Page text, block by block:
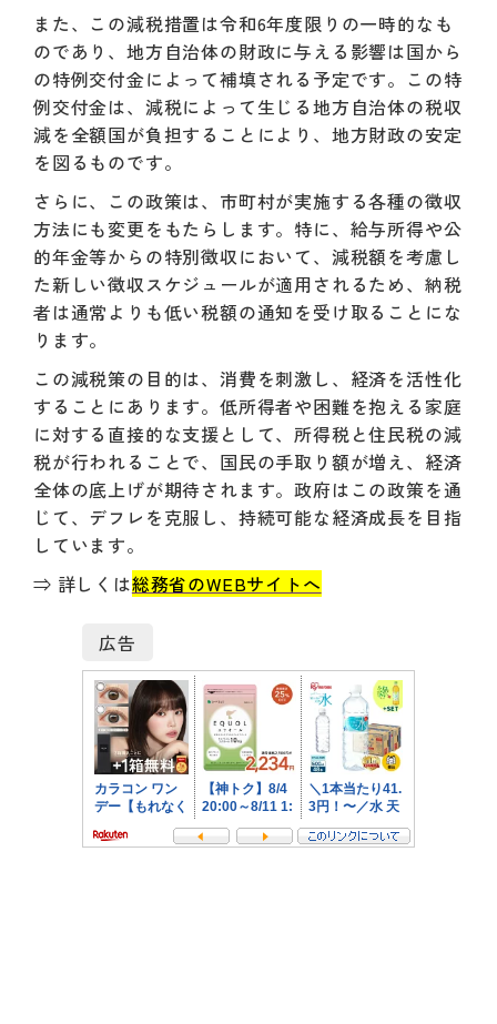
また、この減税措置は令和6年度限りの一時的なも
のであり、地方自治体の財政に与える影響は国から
の特例交付金によって補填される予定です。この特
例交付金は、減税によって生じる地方自治体の税収
減を全額国が負担することにより、地方財政の安定
を図るものです。
さらに、この政策は、市町村が実施する各種の徴収
方法にも変更をもたらします。特に、給与所得や公
的年金等からの特別徴収において、減税額を考慮し
た新しい徴収スケジュールが適用されるため、納税
者は通常よりも低い税額の通知を受け取ることにな
ります。
この減税策の目的は、消費を刺激し、経済を活性化
することにあります。低所得者や困難を抱える家庭
に対する直接的な支援として、所得税と住民税の減
税が行われることで、国民の手取り額が増え、経済
全体の底上げが期待されます。政府はこの政策を通
じて、デフレを克服し、持続可能な経済成長を目指
しています。
⇒ 詳しくは総務省のWEBサイトへ
広告